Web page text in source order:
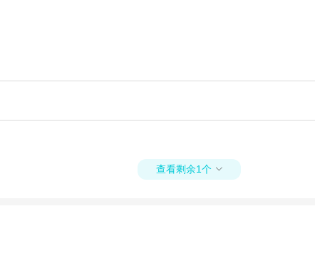
查看剩余1个 